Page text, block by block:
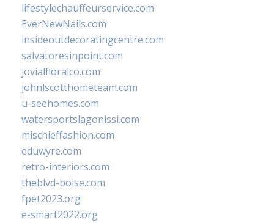
lifestylechauffeurservice.com
EverNewNails.com
insideoutdecoratingcentre.com
salvatoresinpoint.com
jovialfloralco.com
johnlscotthometeam.com
u-seehomes.com
watersportslagonissi.com
mischieffashion.com
eduwyre.com
retro-interiors.com
theblvd-boise.com
fpet2023.org
e-smart2022.org